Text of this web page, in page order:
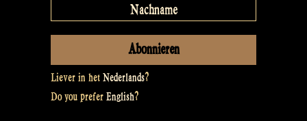
Liever in het Nederlands?
Do you prefer English?